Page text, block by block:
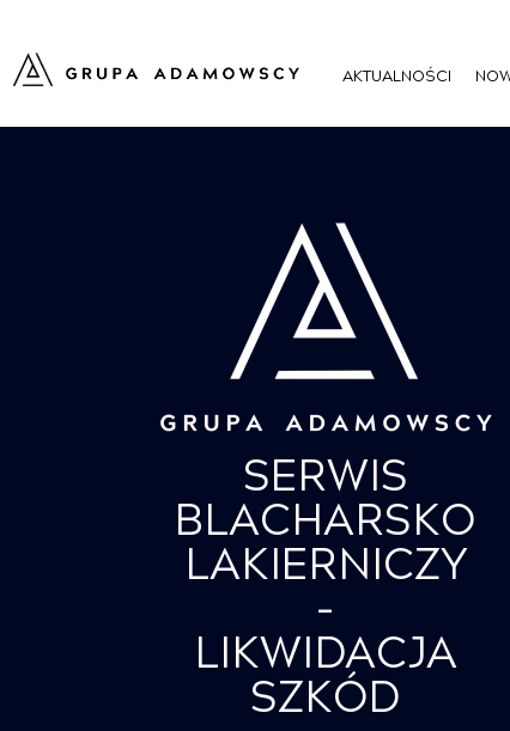
AKTUALNOŚCI
SERWIS
BLACHARSKO
LAKIERNICZY
–
LIKWIDACJA
SZKÓD